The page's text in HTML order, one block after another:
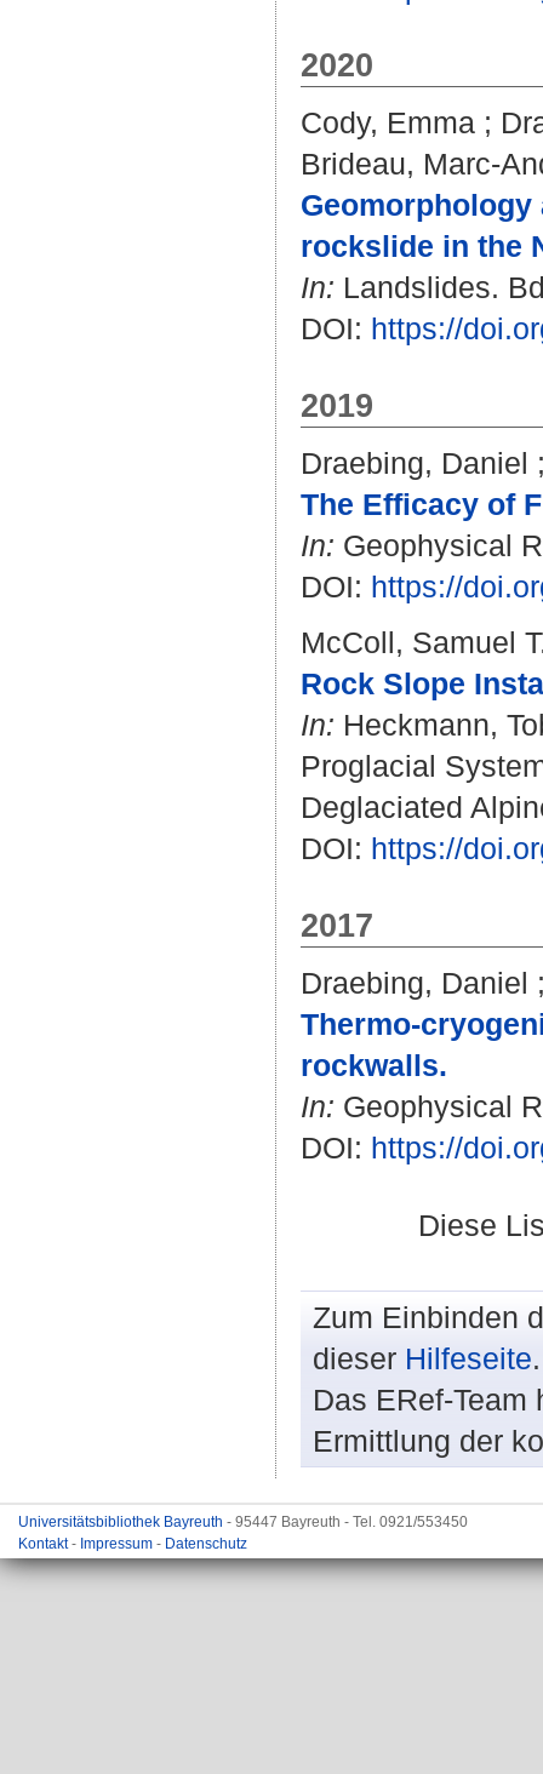
2020
Cody, Emma ;
Brideau, Marc-
rockslide in the
In: Landslides.
DOI: https://
2019
Draebing, Daniel
The Efficacy of
In: Geophysical
DOI: https://
McColl, Samuel
Rock Slope
In: Heckmann,
Proglacial
Deglaciated
DOI: https://
2017
Draebing, Daniel
Thermo-
rockwalls.
In: Geophysical
DOI: https://
Diese
Zum Einbinden
dieser Hilfeseite.
Das ERef-
Ermittlung der
Universitätsbibliothek Bayreuth - 95447 Bayreuth - Tel. 0921/553450
Kontakt- Impressum - Datenschutz